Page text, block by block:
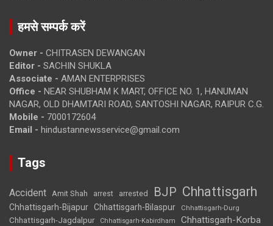
हमसे सम्पर्क करें
Owner - CHITRASEN DEWANGAN
Editor - SACHIN SHUKLA
Associate - AMAN ENTERPRISES
Office - NEAR SHUBHAM K MART, OFFICE NO. 1, HANUMAN
NAGAR, OLD DHAMTARI ROAD, SANTOSHI NAGAR, RAIPUR C.G.
Mobile - 7000172604
Email - hindustannewsservice@gmail.com
Tags
Accident Amit Shah arrest arrested BJP Chhattisgarh
Chhattisgarh-Bijapur Chhattisgarh-Bilaspur Chhattisgarh-Durg
Chhattisgarh-Jagdalpur Chhattisgarh-Kabirdham Chhattisgarh-Korba